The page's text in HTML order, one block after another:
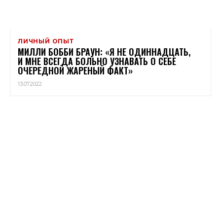
ЛИЧНЫЙ ОПЫТ
МИЛЛИ БОББИ БРАУН: «Я НЕ ОДИННАДЦАТЬ,
И МНЕ ВСЕГДА БОЛЬНО УЗНАВАТЬ О СЕБЕ
ОЧЕРЕДНОЙ ЖАРЕНЫЙ ФАКТ»
13.07.2022